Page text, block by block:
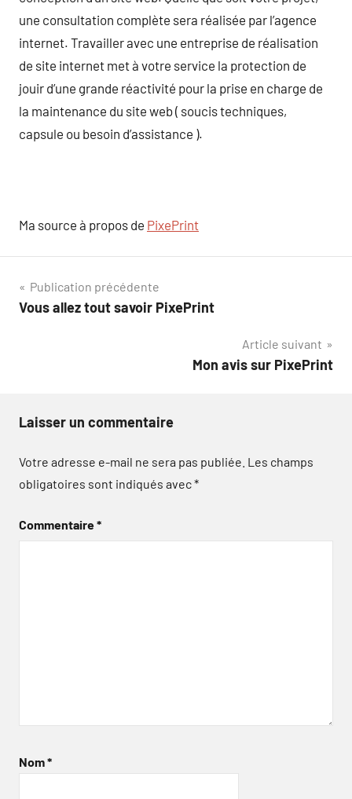
une consultation complète sera réalisée par l’agence
internet. Travailler avec une entreprise de réalisation
de site internet met à votre service la protection de
jouir d’une grande réactivité pour la prise en charge de
la maintenance du site web ( soucis techniques,
capsule ou besoin d’assistance ).
Ma source à propos de PixePrint
Navigation
de
Publication précédente
Vous allez tout savoir PixePrint
Article suivant
Mon avis sur PixePrint
Laisser un commentaire
Votre adresse e-mail ne sera pas publiée. Les champs
obligatoires sont indiqués avec*
Commentaire*
Nom*